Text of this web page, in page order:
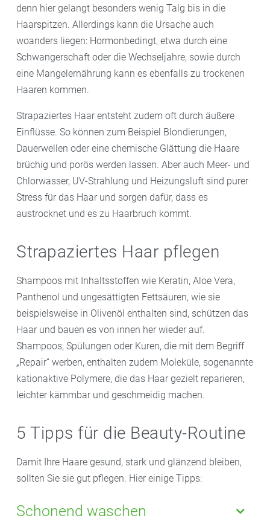
denn hier gelangt besonders wenig Talg bis in die
Haarspitzen. Allerdings kann die Ursache auch
woanders liegen: Hormonbedingt, etwa durch eine
Schwangerschaft oder die Wechseljahre, sowie durch
eine Mangelernährung kann es ebenfalls zu trockenen
Haaren kommen.
Strapaziertes Haar entsteht zudem oft durch äußere
Einflüsse. So können zum Beispiel Blondierungen,
Dauerwellen oder eine chemische Glättung die Haare
brüchig und porös werden lassen. Aber auch Meer- und
Chlorwasser, UV-Strahlung und Heizungsluft sind purer
Stress für das Haar und sorgen dafür, dass es
austrocknet und es zu Haarbruch kommt.
Strapaziertes Haar pflegen
Shampoos mit Inhaltsstoffen wie Keratin, Aloe Vera,
Panthenol und ungesättigten Fettsäuren, wie sie
beispielsweise in Olivenöl enthalten sind, schützen das
Haar und bauen es von innen her wieder auf.
Shampoos, Spülungen oder Kuren, die mit dem Begriff
„Repair“ werben, enthalten zudem Moleküle, sogenannte
kationaktive Polymere, die das Haar gezielt reparieren,
leichter kämmbar und geschmeidig machen.
5 Tipps für die Beauty-Routine
Damit Ihre Haare gesund, stark und glänzend bleiben,
sollten Sie sie gut pflegen. Hier einige Tipps:
Schonend waschen